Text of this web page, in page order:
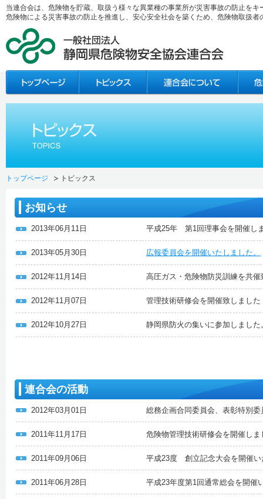
当連合会は、危険物を貯蔵、取扱う様々な異業種の事業所が災害事故の防止を
危険物による災害事故の防止を推進し、安心安全社会を築くため、危険物取扱
トップページ トピックス
お知らせ
2013年06月11日 平成25年 第1回理事会を開催し
2013年05月30日 広報委員会を開催いたしました。
2012年11月14日 高圧ガス・危険物防災訓練を共
2012年11月07日 管理技術研修会を開催致しました
2012年10月27日 静岡県防火の集いに参加しました
連合会の活動
2012年03月01日 総務企画合同委員会、表彰特別
2011年11月17日 危険物管理技術研修会を開催しま
2011年09月06日 平成23度 創立記念大会を開催い
2011年06月28日 平成23年度第1回通常総会を開催